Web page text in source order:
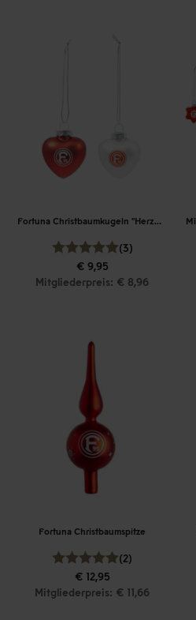
Fortuna Christbaumkugeln "Herzen" 2er-Set
(3)
€ 9,95
Mitgliederpreis: € 8,96
Fortuna Christbaumspitze
(2)
€ 12,95
Mitgliederpreis: € 11,66